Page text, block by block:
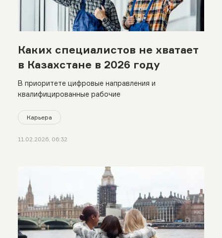
Каких специалистов не хватает
в Казахстане в 2026 году
В приоритете цифровые направления и
квалифицированные рабочие
Карьера
11.02.2026, 06:32